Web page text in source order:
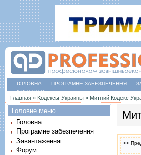
ГОЛОВНА ПРОГРАМНЕ ЗАБЕЗПЕЧЕННЯ
КОНТАКТИ
Ви є тут
Главная » Кодексы Украины » Митний Кодекс
<<
Головне меню
Головна
Програмне забезпечення
Завантаження
Форум